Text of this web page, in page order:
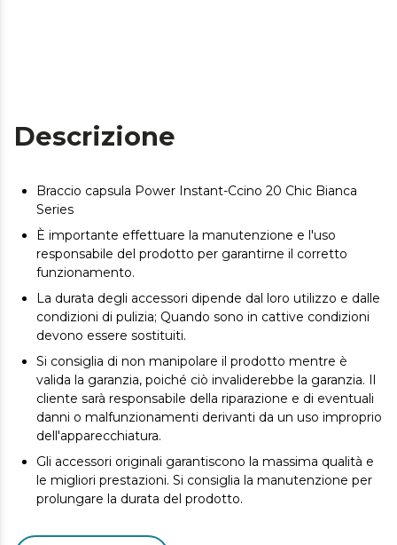
Descrizione
Braccio capsula Power Instant-Ccino 20 Chic Bianca
Series
È importante effettuare la manutenzione e l'uso
responsabile del prodotto per garantirne il corretto
funzionamento.
La durata degli accessori dipende dal loro utilizzo e dalle
condizioni di pulizia; Quando sono in cattive condizioni
devono essere sostituiti.
Si consiglia di non manipolare il prodotto mentre è
valida la garanzia, poiché ciò invaliderebbe la garanzia. Il
cliente sarà responsabile della riparazione e di eventuali
danni o malfunzionamenti derivanti da un uso improprio
dell'apparecchiatura.
Gli accessori originali garantiscono la massima qualità e
le migliori prestazioni. Si consiglia la manutenzione per
prolungare la durata del prodotto.